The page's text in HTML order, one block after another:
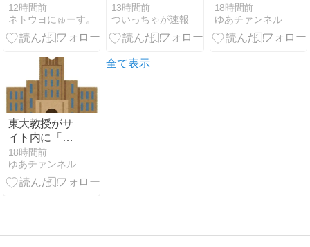
人マッマが息
子に頼まれて
えちえち衣装
作ってくれ！
元絵もAIくん
が描いてや」
AI「はぁ…
（ため息）」
12時間前
ネトウヨにゅーす。
ふみよ議員 子
どもたちと国
会を身近に
13時間前
ついっちゃが速報
四天安門」埋
め込みで懲戒
処分
18時間前
ゆあチァンネル
東大教授がサ
イト内に「六
四天安門」埋
め込みで懲戒
処分
18時間前
ゆあチァンネル
全て表示